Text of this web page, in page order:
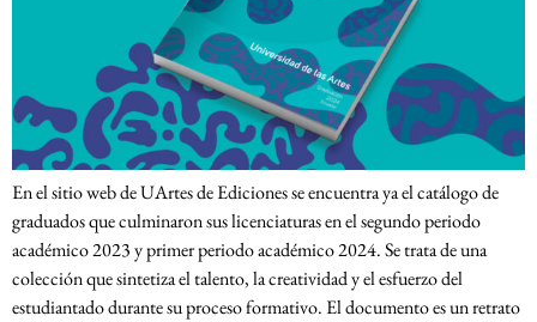
En el sitio web de UArtes de Ediciones se encuentra ya el catálogo de
graduados que culminaron sus licenciaturas en el segundo periodo
académico 2023 y primer periodo académico 2024. Se trata de una
colección que sintetiza el talento, la creatividad y el esfuerzo del
estudiantado durante su proceso formativo. El documento es un retrato